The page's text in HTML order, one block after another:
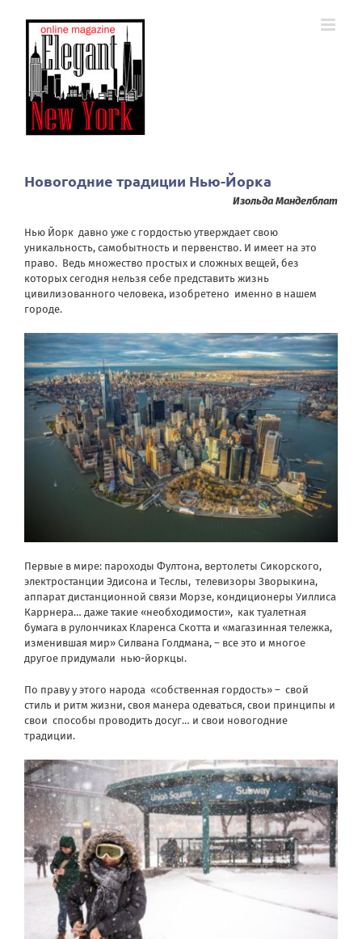
Новогодние традиции Нью-Йорка
Изольда Манделблат
Нью Йорк давно уже с гордостью утверждает свою
уникальность, самобытность и первенство. И имеет на это
право. Ведь множество простых и сложных вещей, без
которых сегодня нельзя себе представить жизнь
цивилизованного человека, изобретено именно в нашем
городе.
Первые в мире: пароходы Фултона, вертолеты Сикорского,
электростанции Эдисона и Теслы, телевизоры Зворыкина,
аппарат дистанционной связи Морзе, кондиционеры Уиллиса
Каррнера… даже такие «необходимости», как туалетная
бумага в рулончиках Кларенса Скотта и «магазинная тележка,
изменившая мир» Силвана Голдмана, – все это и многое
другое придумали нью-йоркцы.
По праву у этого народа «собственная гордость» – свой
стиль и ритм жизни, своя манера одеваться, свои принципы и
свои способы проводить досуг… и свои новогодние
традиции.